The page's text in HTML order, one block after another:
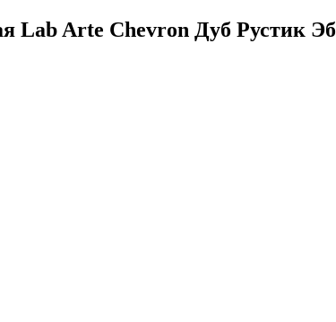
Lab Arte Chevron Дуб Рустик